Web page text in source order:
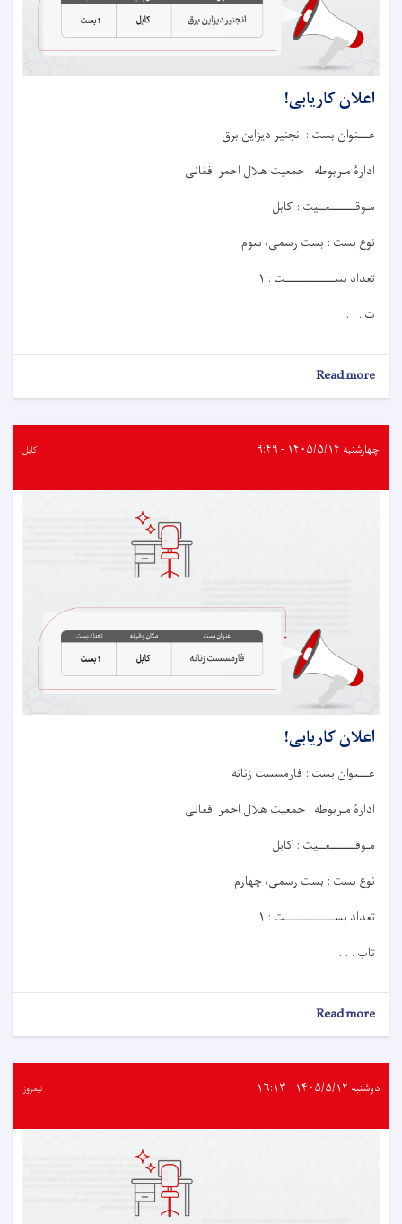
اعلان کاریابی!
عـــنوان بست : انجنیر دیزاین برق
ادارۀ مـربوطه : جمعیت هلال احمر افغانی
مـوقـــــــعــيت : کابل
نوع بست : بست رسمی، سوم
تعداد بســــــــــــــت : ۱
ت . . .
Read more
اعلان
چهارشنبه ۱۴۰۵/۵/۱۴ - ۹:۴۹ کابل
اعلان کاریابی!
عـــنوان بست : فارمسست زنانه
ادارۀ مـربوطه : جمعیت هلال احمر افغانی
مـوقـــــــعــيت : کابل
نوع بست : بست رسمی، چهارم
تعداد بســــــــــــــت : ۱
تاب . . .
Read more
اعلان
دوشنبه ۱۴۰۵/۵/۱۲ - ۱۶:۱۳ نیمروز